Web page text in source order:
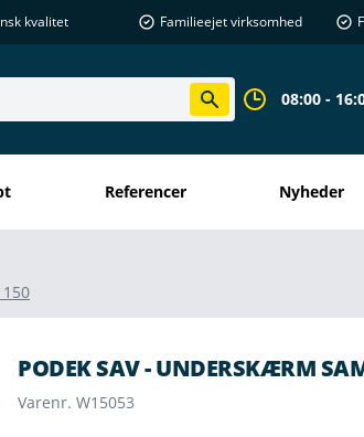
kvalitet Familieejet virksomhed
08:00 -
Referencer Nyheder
PODEK SAV - UNDERSKÆRM
Varenr. W15053